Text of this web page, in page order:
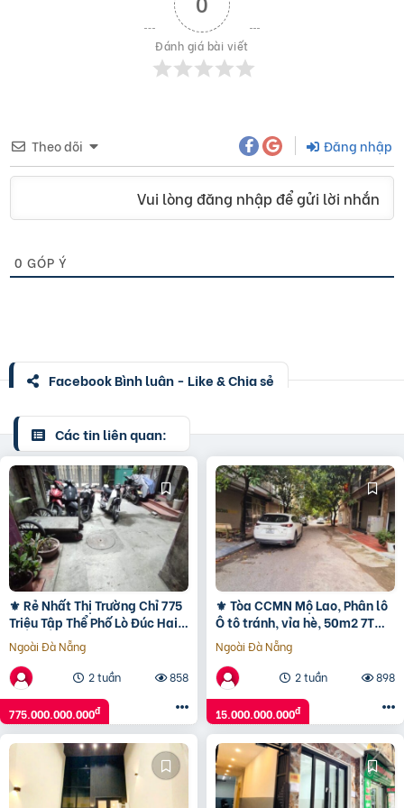
Đánh giá bài viết
Theo dõi Đăng nhập
Vui lòng đăng nhập để gửi lời nhắn
0 GÓP Ý
Facebook Bình luận - Like & Chia sẻ
Các tin liên quan:
⚜️ Rẻ Nhất Thị Trường Chỉ 775
Triệu Tập Thể Phố Lò Đúc Hai
Bà Trưng 18M2 Sđcc ⚜️
Ngoài Đà Nẵng
2 tuần
858
775.000.000.000đ
⚜️ Tòa CCMN Mộ Lao, Phân lô
Ô tô tránh, vỉa hè, 50m2 7T
Thang máy, 11 Phòng, Chỉ 15
Tỷ ⚜️
Ngoài Đà Nẵng
2 tuần
898
15.000.000.000đ